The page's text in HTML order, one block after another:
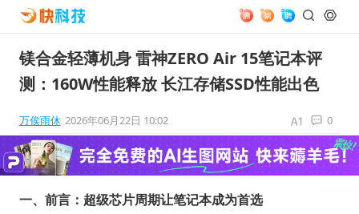
镁合金轻薄机身 雷神ZERO Air 15笔记本评
测：160W性能释放 长江存储SSD性能出色
万俟雨休 2026年06月22日 10:02 0
一、前言：超级芯片周期让笔记本成为首选